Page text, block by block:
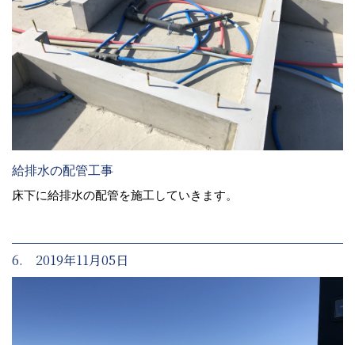
給排水の配管工事
床下に給排水の配管を施工していきます。
6. 2019年11月05日